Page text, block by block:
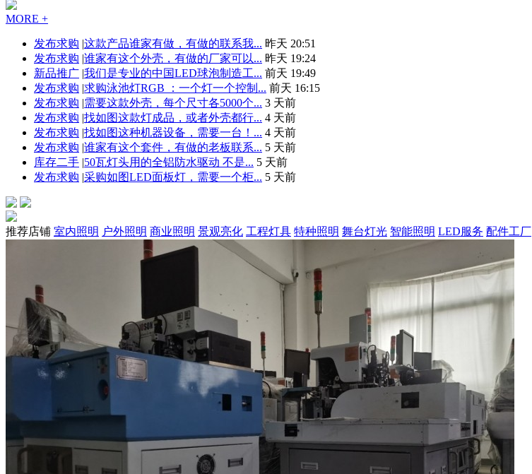
MORE +
发布求购 |这款产品谁家有做，有做的联系我... 昨天 20:51
发布求购 |谁家有这个外壳，有做的厂家可以... 昨天 19:24
新品推广 |我们是专业的中国LED球泡制造工... 前天 19:49
发布求购 |求购泳池灯RGB ：一个灯一个控制... 前天 16:15
发布求购 |需要这款外壳，每个尺寸各5000个... 3 天前
发布求购 |找如图这款灯成品，或者外壳都行... 4 天前
发布求购 |找如图这种机器设备，需要一台！... 4 天前
发布求购 |谁家有这个套件，有做的老板联系... 5 天前
库存二手 |50瓦灯头用的全铝防水驱动 不是... 5 天前
发布求购 |采购如图LED面板灯，需要一个柜... 5 天前
推荐店铺 室内照明 户外照明 商业照明 景观亮化 工程灯具 特种照明 舞台灯光 智能照明 LED服务 配件工厂